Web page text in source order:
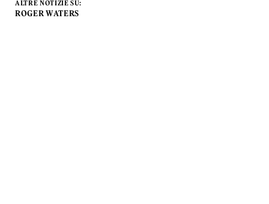
ALTRE NOTIZIE SU:
ROGER WATERS